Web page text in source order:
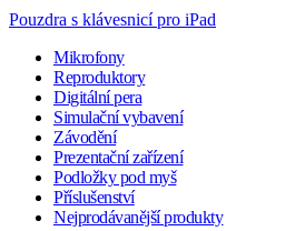
Pouzdra s klávesnicí pro iPad
Mikrofony
Reproduktory
Digitální pera
Simulační vybavení
Závodění
Prezentační zařízení
Podložky pod myš
Příslušenství
Nejprodávanější produkty